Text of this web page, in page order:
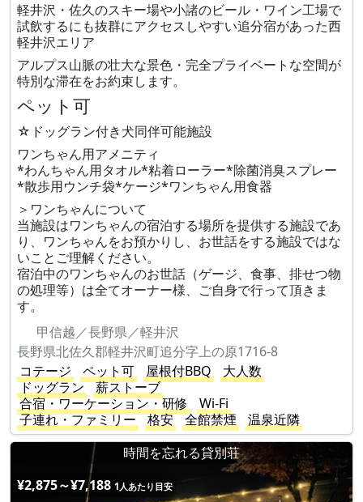
軽井沢・佐久のスキー場や小諸のビール・ワイン工場で
試飲するにも抜群にアクセスしやすい追分宿があった西
軽井沢エリア
アルプス山脈の壮大な景色・完全プライベートな空間が
特別な滞在をお約束します。
ペット可
☆ドッグラン付き犬同伴可能施設
ワンちゃん用アメニティ
*わんちゃん用タオル*粘着ローラー*除菌消臭スプレー
*散歩用ウンチ袋*ケージ*ワンちゃん用食器
＞ワンちゃんについて
当施設はワンちゃんの宿泊する場所を提供する施設であ
り、ワンちゃんをお預かりし、お世話をする施設ではな
いことご理解ください。
宿泊中のワンちゃんのお世話（ゲージ、食事、排せつ物
の処理等）は全てオーナー様、ご自身で行って頂きま
す。
甲信越／長野県／軽井沢
長野県北佐久郡軽井沢町追分字上の原1716-8
コテージ
ペット可 屋根付BBQ
大人数
ドッグラン
薪ストーブ
合宿・ワーケーション・研修
Wi-Fi
子連れ・ファミリー
格安 全館禁煙
温泉近隣
時間を忘れる貸別荘
¥2,875～¥7,188 1人あたり目安